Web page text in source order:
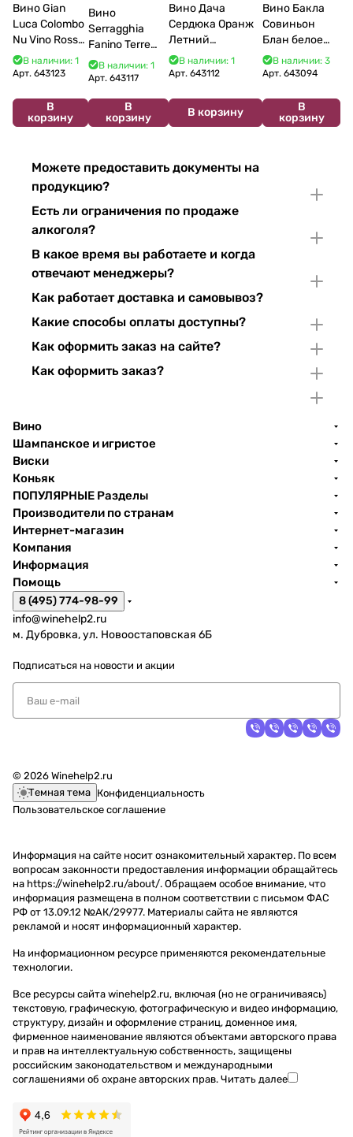
Вино Gian
Luca Colombo
Nu Vino Rosso
2025 750 мл
В наличии: 1
Арт. 643123
В
корзину
Вино
Serragghia
Fanino Terre
Siciliane IGP
2022 750 мл
В наличии: 1
Арт.643117
В
корзину
Вино Дача
Сердюка Оранж
Летний
Сибирьковый
2024 750 мл
В наличии: 1
Арт. 643112
В корзину
Вино Бакла
Совиньон
Блан белое
сухое 750 мл
12%
В наличии: 3
Арт.643094
В
корзину
Можете предоставить документы на
продукцию?
Есть ли ограничения по продаже
алкоголя?
В какое время вы работаете и когда
отвечают менеджеры?
Как работает доставка и самовывоз?
Какие способы оплаты доступны?
Как оформить заказ на сайте?
Как оформить заказ?
Вино
Шампанское и игристое
Виски
Коньяк
ПОПУЛЯРНЫЕ Разделы
Производители по странам
Интернет-магазин
Компания
Информация
Помощь
8 (495) 774-98-99
info@winehelp2.ru
м. Дубровка, ул. Новоостаповская 6Б
Подписаться на новости и акции
© 2026 Winehelp2.ru
Темная тема Конфиденциальность
Пользовательское соглашение
Информация на сайте носит ознакомительный характер. По всем
вопросам законности предоставления информации обращайтесь
на https://winehelp2.ru/about/. Обращаем особое внимание, что
информация размещена в полном соответствии с письмом ФАС
РФ от 13.09.12 №АК/29977. Материалы сайта не являются
рекламой и носят информационный характер.
На информационном ресурсе применяются рекомендательные
технологии.
Все ресурсы сайта winehelp2.ru, включая (но не ограничиваясь)
текстовую, графическую, фотографическую и видео информацию,
структуру, дизайн и оформление страниц, доменное имя,
фирменное наименование являются объектами авторского права
и прав на интеллектуальную собственность, защищены
российским законодательством и международными
соглашениями об охране авторских прав. Читать далее